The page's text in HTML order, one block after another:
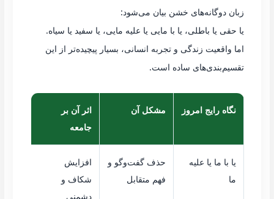
زبان دوگانه‌های خشن بیان می‌شود:
یا حقی یا باطلی، یا با مایی یا علیه مایی، یا سفید یا سیاه.
اما واقعیت زندگی و تجربه انسانی، بسیار پیچیده‌تر از این
تقسیم‌بندی‌های ساده است.
نگاه رایج امروز مشکل آن
اثر آن بر
جامعه
یا با ما یا علیه
ما
حذف گفت‌وگو و
فهم متقابل
افزایش
شکاف و
دشمنی